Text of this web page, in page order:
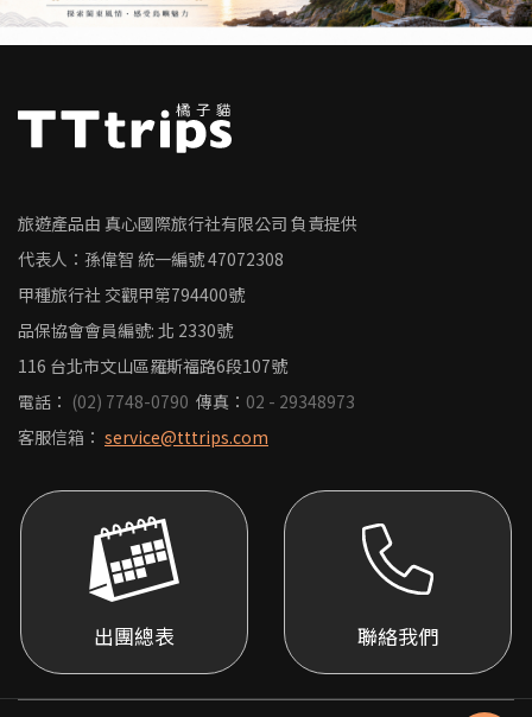
旅遊產品由 真心國際旅行社有限公司 負責提供
代表人：孫偉智 統一編號47072308
甲種旅行社 交觀甲第794400號
品保協會會員編號: 北 2330號
116 台北市文山區羅斯福路6段107號
電話： (02) 7748-0790 傳真： 02 - 29348973
客服信箱： service@tttrips.com
出團總表 聯絡我們